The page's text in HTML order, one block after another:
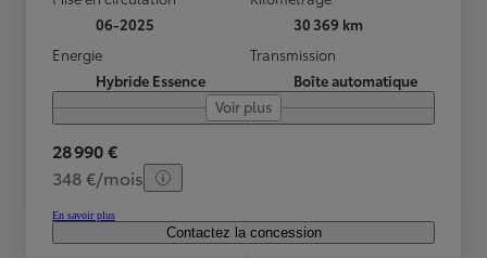
06-2025
30 369 km
Energie
Hybride Essence
Transmission
Boîte automatique
Voir plus
28 990 €
348 €/mois
En savoir plus
Contactez la concession